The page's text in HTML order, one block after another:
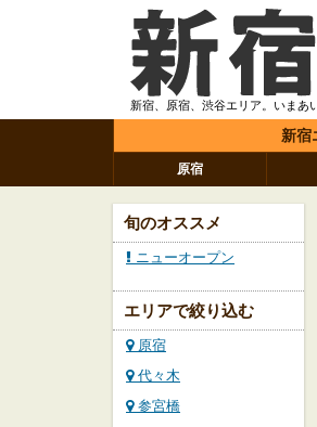
新宿、原宿、渋谷エリア。いまあ
新宿
原宿
旬のオススメ
ニューオープン
エリアで絞り込む
原宿
代々木
参宮橋